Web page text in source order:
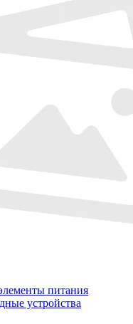
питания
устройства